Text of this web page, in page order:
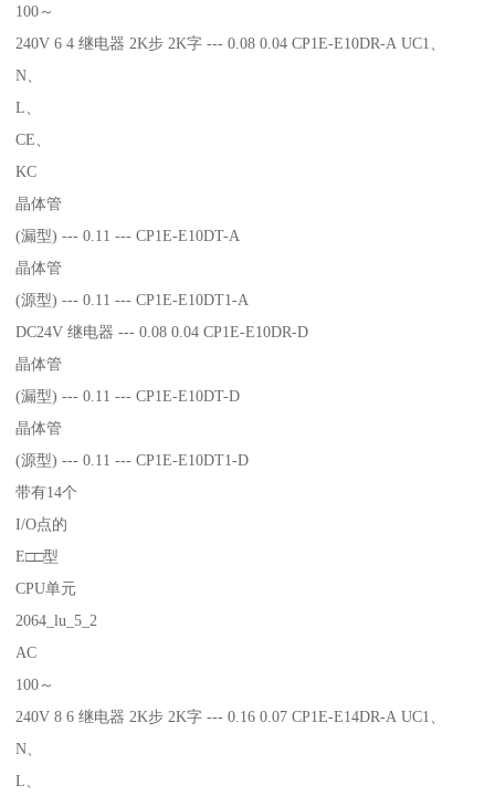
100～
240V 6 4 继电器 2K步 2K字 --- 0.08 0.04 CP1E-E10DR-A UC1、
N、
L、
CE、
KC
晶体管
(漏型) --- 0.11 --- CP1E-E10DT-A
晶体管
(源型) --- 0.11 --- CP1E-E10DT1-A
DC24V 继电器 --- 0.08 0.04 CP1E-E10DR-D
晶体管
(漏型) --- 0.11 --- CP1E-E10DT-D
晶体管
(源型) --- 0.11 --- CP1E-E10DT1-D
带有14个
I/O点的
E□□型
CPU单元
2064_lu_5_2
AC
100～
240V 8 6 继电器 2K步 2K字 --- 0.16 0.07 CP1E-E14DR-A UC1、
N、
L、